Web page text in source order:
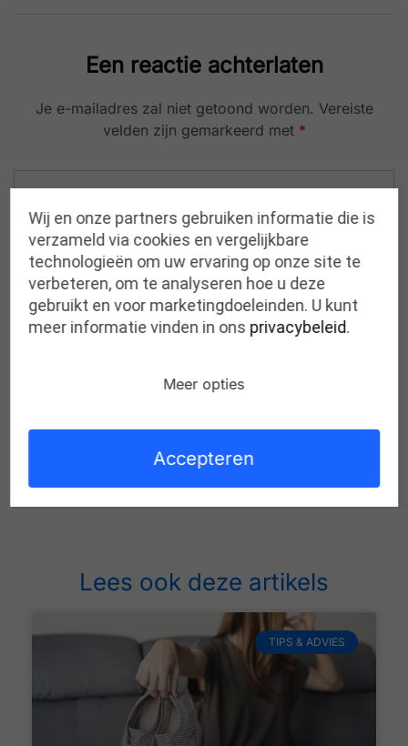
Een reactie achterlaten
Je e-mailadres zal niet getoond worden. Vereiste
velden zijn gemarkeerd met *
Lees ook deze artikels
TIPS & ADVIES
Wij en onze partners gebruiken informatie die is
verzameld via cookies en vergelijkbare
technologieën om uw ervaring op onze site te
verbeteren, om te analyseren hoe u deze
gebruikt en voor marketingdoeleinden. U kunt
meer informatie vinden in ons privacybeleid.
Meer opties
Accepteren